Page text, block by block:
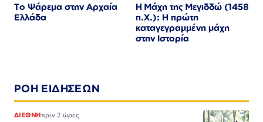
Το Ψάρεμα στην Αρχαία
Ελλάδα
Η Μάχη της Μεγιδδώ (1458
π.Χ.): Η πρώτη
καταγεγραμμένη μάχη
στην Ιστορία
ΡΟΗ ΕΙΔΗΣΕΩΝ
ΔΙΕΘΝΗπριν 2 ώρες